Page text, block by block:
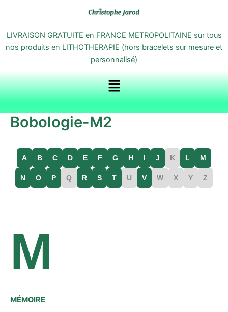
contenu
LIVRAISON GRATUITE en FRANCE METROPOLITAINE sur tous
nos produits en LITHOTHERAPIE (hors bracelets sur mesure et
personnalisé)
Menu
Bobologie-M2
A B C D E F G H I J K L M
N O P Q R S T U V W X Y Z
M
MÉMOIRE